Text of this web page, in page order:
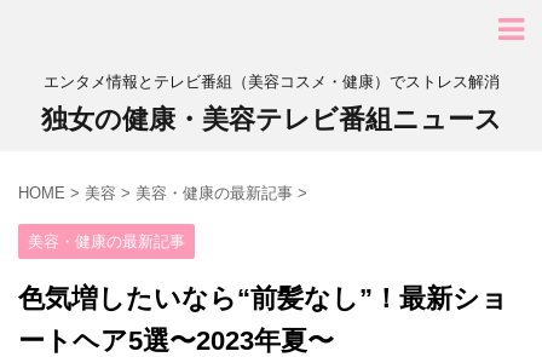
エンタメ情報とテレビ番組（美容コスメ・健康）でストレス解消
独女の健康・美容テレビ番組ニュース
HOME > 美容 > 美容・健康の最新記事 >
美容・健康の最新記事
色気増したいなら“前髪なし”！最新ショ
ートヘア5選〜2023年夏〜